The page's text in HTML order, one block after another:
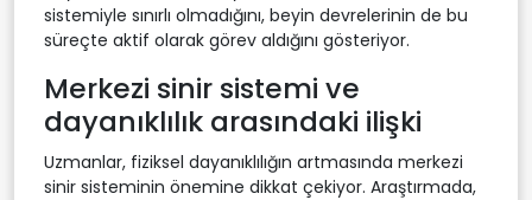
sistemiyle sınırlı olmadığını, beyin devrelerinin de bu
süreçte aktif olarak görev aldığını gösteriyor.
Merkezi sinir sistemi ve
dayanıklılık arasındaki ilişki
Uzmanlar, fiziksel dayanıklılığın artmasında merkezi
sinir sisteminin önemine dikkat çekiyor. Araştırmada,